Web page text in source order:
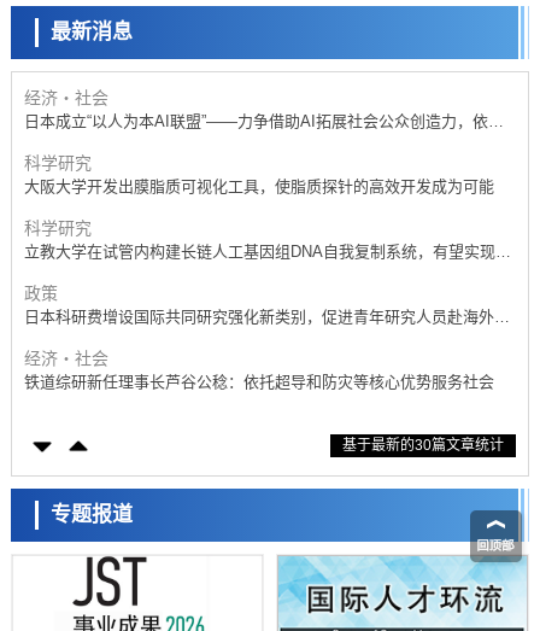
最新消息
经济・社会
日本成立“以人为本AI联盟”——力争借助AI拓展社会公众创造力，依托
产学合作推进研发
科学研究
大阪大学开发出膜脂质可视化工具，使脂质探针的高效开发成为可能
科学研究
立教大学在试管内构建长链人工基因组DNA自我复制系统，有望实现携
政策
日本科研费增设国际共同研究强化新类别，促进青年研究人员赴海外开
经济・社会
铁道综研新任理事长芦谷公稔：依托超导和防灾等核心优势服务社会
科学研究
东京大学通过叶绿体基因组编辑技术强化碳固定酶，成功提高光合作用
藤田医科大学等成功鉴定出非结核分枝杆菌生存的必需基因，首次揭示
经济・社会
【AI法下篇】如何应对AI的不可控性——中央大学平野晋教授专访
科学研究
日本学术会议：为保持土壤健康应采取哪些措施？探讨土壤保护与强化
的具体对策
科学研究
基于最新的30篇文章统计
专题报道